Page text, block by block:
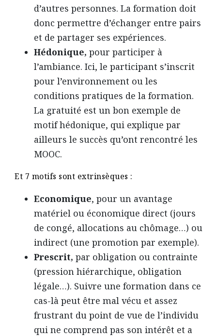
d’autres personnes. La formation doit
donc permettre d’échanger entre pairs
et de partager ses expériences.
Hédonique, pour participer à
l’ambiance. Ici, le participant s’inscrit
pour l’environnement ou les
conditions pratiques de la formation.
La gratuité est un bon exemple de
motif hédonique, qui explique par
ailleurs le succès qu’ont rencontré les
MOOC.
Et 7 motifs sont extrinsèques :
Economique, pour un avantage
matériel ou économique direct (jours
de congé, allocations au chômage…) ou
indirect (une promotion par exemple).
Prescrit, par obligation ou contrainte
(pression hiérarchique, obligation
légale…). Suivre une formation dans ce
cas-là peut être mal vécu et assez
frustrant du point de vue de l’individu
qui ne comprend pas son intérêt et a